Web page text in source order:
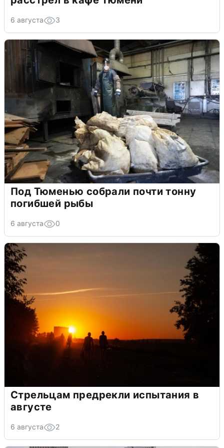
6 августа 3
Под Тюменью собрали почти тонну
погибшей рыбы
6 августа 0
Стрельцам предрекли испытания в
августе
6 августа 2